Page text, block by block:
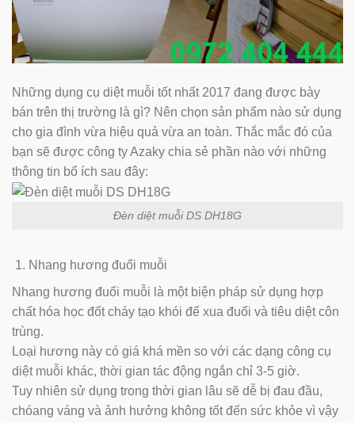
Những dụng cụ diệt muỗi tốt nhất 2017 đang được bày
bán trên thị trường là gì? Nên chọn sản phẩm nào sử dụng
cho gia đình vừa hiệu quả vừa an toàn. Thắc mắc đó của
bạn sẽ được công ty Azaky chia sẻ phần nào với những
thông tin bổ ích sau đây:
Đèn diệt muỗi DS DH18G
Nhang hương đuổi muỗi
Nhang hương đuổi muỗi là một biện pháp sử dụng hợp
chất hóa học đốt cháy tạo khói để xua đuổi và tiêu diệt côn
trùng.
Loại hương này có giá khá mền so với các dạng công cụ
diệt muỗi khác, thời gian tác động ngắn chỉ 3-5 giờ.
Tuy nhiên sử dụng trong thời gian lâu sẽ dễ bị đau đầu,
chóang váng và ảnh hưởng không tốt đến sức khỏe vì vậy